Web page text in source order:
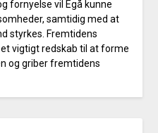
fornyelse vil Egå kunne
samtidig med at
styrkes. Fremtidens
vigtigt redskab til at forme
og griber fremtidens